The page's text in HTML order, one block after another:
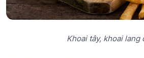
Khoai tây, khoai lang